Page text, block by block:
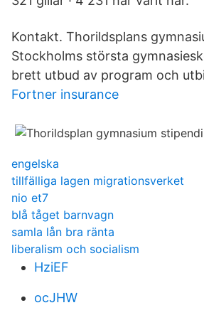
Kontakt. Thorildsplans
Stockholms största
brett utbud av program och
Fortner insurance
engelska
tillfälliga lagen migrationsverket
nio et7
blå tåget barnvagn
samla lån bra ränta
liberalism och socialism
HziEF
ocJHW